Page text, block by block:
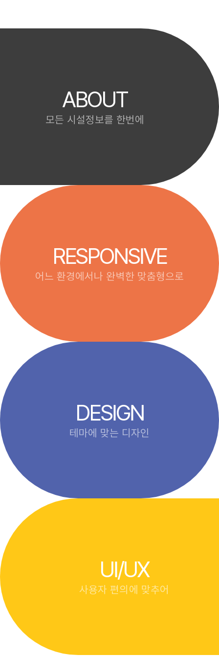
ABOUT
모든 시설정보를 한번에
RESPONSIVE
어느 환경에서나 완벽한 맞춤형으로
DESIGN
테마에 맞는 디자인
UI/UX
사용자 편의에 맞추어